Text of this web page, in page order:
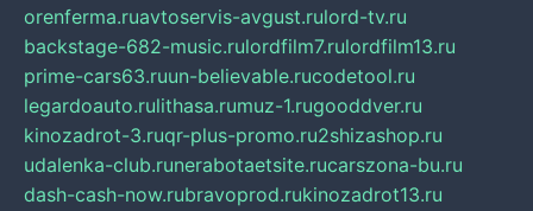
orenferma.ruavtoservis-avgust.rulord-tv.ru
backstage-682-music.rulordfilm7.rulordfilm13.ru
prime-cars63.ruun-believable.rucodetool.ru
legardoauto.rulithasa.rumuz-1.rugooddver.ru
kinozadrot-3.ruqr-plus-promo.ru2shizashop.ru
udalenka-club.runerabotaetsite.rucarszona-bu.ru
dash-cash-now.rubravoprod.rukinozadrot13.ru